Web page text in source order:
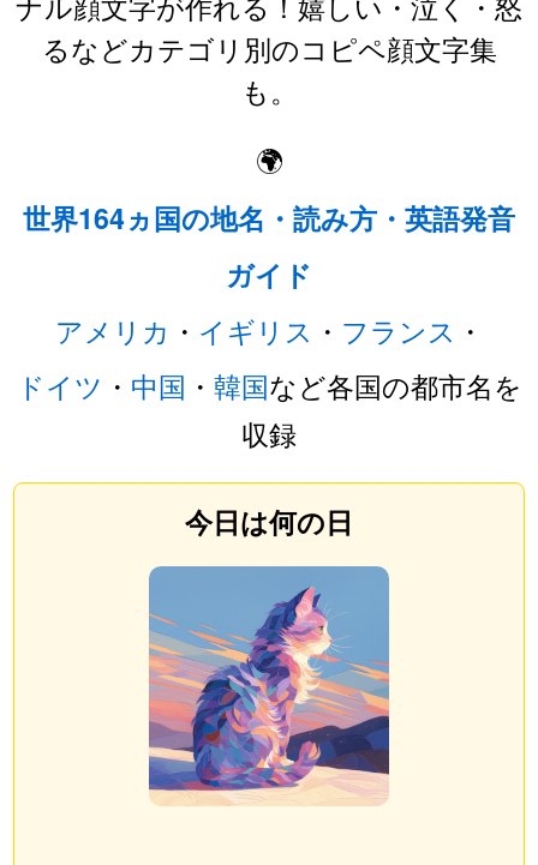
るなどカテゴリ別のコピペ顔文字集
も。
🌍
世界164ヵ国の地名・読み方・英語発音
ガイド
アメリカ ・ イギリス ・ フランス ・
ドイツ ・ 中国 ・ 韓国など各国の都市名を
収録
今日は何の日